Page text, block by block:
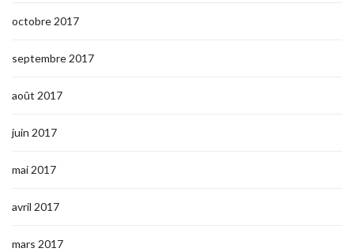
octobre 2017
septembre 2017
août 2017
juin 2017
mai 2017
avril 2017
mars 2017